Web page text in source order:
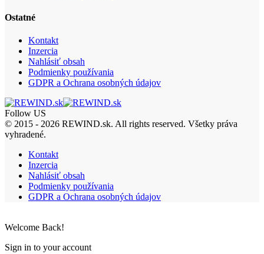
Ostatné
Kontakt
Inzercia
Nahlásiť obsah
Podmienky používania
GDPR a Ochrana osobných údajov
Follow US
© 2015 - 2026 REWIND.sk. All rights reserved. Všetky práva
vyhradené.
Kontakt
Inzercia
Nahlásiť obsah
Podmienky používania
GDPR a Ochrana osobných údajov
Welcome Back!
Sign in to your account